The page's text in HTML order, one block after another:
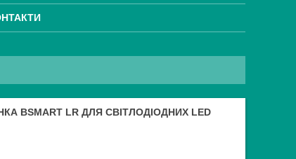
BSMART LR ДЛЯ СВІТЛОДІОДНИХ LED